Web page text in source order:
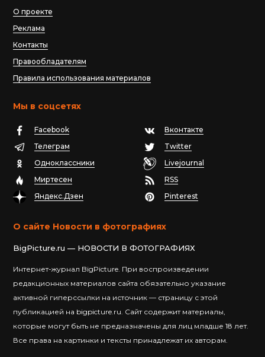
О проекте
Реклама
Контакты
Правообладателям
Правила использования материалов
Мы в соцсетях
Facebook
Вконтакте
Телеграм
Twitter
Одноклассники
Livejournal
Миртесен
RSS
Яндекс.Дзен
Pinterest
О сайте Новости в фотографиях
BigPicture.ru — НОВОСТИ В ФОТОГРАФИЯХ
Интернет-журнал BigPicture. При воспроизведении
редакционных материалов сайта обязательно указание
активной гиперссылки на источник — страницу с этой
публикацией на bigpicture.ru. Сайт содержит материалы,
которые могут быть не предназначены для лиц младше 18 лет.
Все права на картинки и тексты принадлежат их авторам.